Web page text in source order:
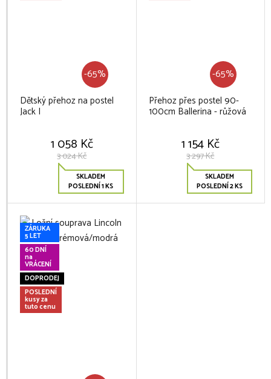
-65%
Dětský přehoz na postel
Jack I
1 058 Kč
3 024 Kč
SKLADEM
POSLEDNÍ 1 KS
-65%
Přehoz přes postel 90-
100cm Ballerina - růžová
1 154 Kč
3 297 Kč
SKLADEM
POSLEDNÍ 2 KS
ZÁRUKA
5 LET
60 DNÍ
na
VRÁCENÍ
DOPRODEJ
POSLEDNÍ
kusy za
tuto cenu